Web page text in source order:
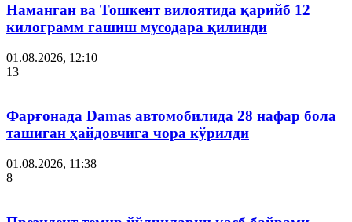
Наманган ва Тошкент вилоятида қарийб 12
килограмм гашиш мусодара қилинди
01.08.2026, 12:10
13
Фарғонада Damas автомобилида 28 нафар бола
ташиган ҳайдовчига чора кўрилди
01.08.2026, 11:38
8